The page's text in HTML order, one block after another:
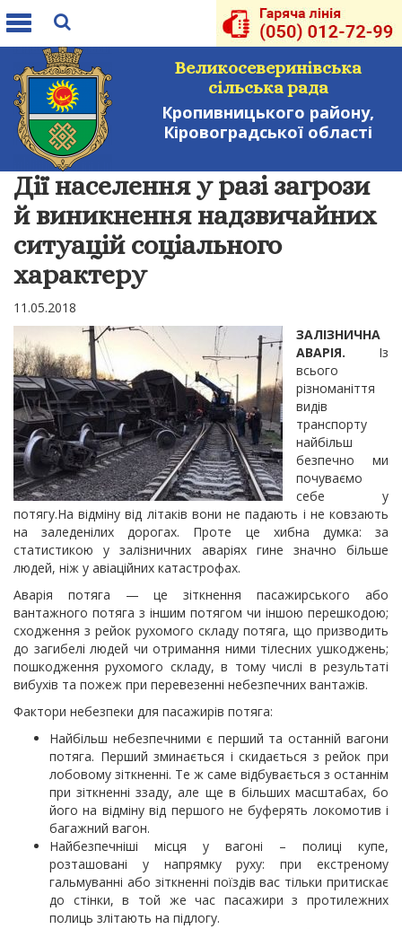
Toggle
Великосеверинівська
сільська рада
Кропивницького району,
Кіровоградської області
Дії населення у разі загрози
й виникнення надзвичайних
ситуацій соціального
характеру
11.05.2018
ЗАЛІЗНИЧНА
АВАРІЯ. Із
всього
різноманіття
видів
транспорту
найбільш
безпечно ми
почуваємо
себе у
потягу.На відміну від літаків вони не падають і не ковзають
на заледенілих дорогах. Проте це хибна думка: за
статистикою у залізничних аваріях гине значно більше
людей, ніж у авіаційних катастрофах.
Аварія потяга — це зіткнення пасажирського або
вантажного потяга з іншим потягом чи іншою перешкодою;
сходження з рейок рухомого складу потяга, що призводить
до загибелі людей чи отримання ними тілесних ушкоджень;
пошкодження рухомого складу, в тому числі в результаті
вибухів та пожеж при перевезенні небезпечних вантажів.
Фактори небезпеки для пасажирів потяга:
Найбільш небезпечними є перший та останній вагони
потяга. Перший зминається і скидається з рейок при
лобовому зіткненні. Те ж саме відбувається з останнім
при зіткненні ззаду, але ще в більших масштабах, бо
його на відміну від першого не буферять локомотив і
багажний вагон.
Найбезпечніші місця у вагоні – полиці купе,
розташовані у напрямку руху: при екстреному
гальмуванні або зіткненні поїздів вас тільки притискає
до стінки, в той же час пасажири з протилежних
полиць злітають на підлогу.